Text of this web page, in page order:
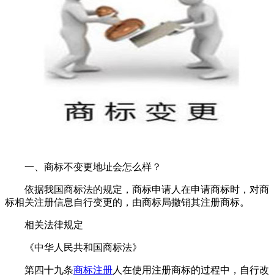
一、商标不变更地址会怎么样？
依据我国商标法的规定，商标申请人在申请商标时，对商
标相关注册信息自行变更的，由商标局撤销其注册商标。
相关法律规定
《中华人民共和国商标法》
第四十九条商标注册人在使用注册商标的过程中，自行改